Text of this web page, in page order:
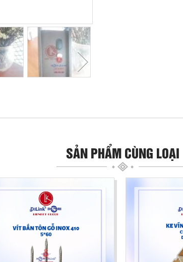
SẢN PHẨM CÙNG LOẠI